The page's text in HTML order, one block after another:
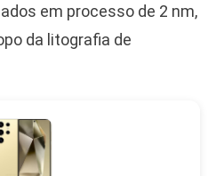
em processo de 2 nm,
da litografia de